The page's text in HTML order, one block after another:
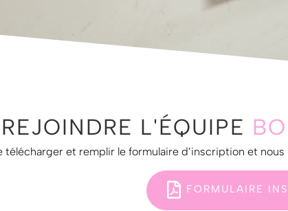
REJOINDRE L'ÉQUIPE
télécharger et remplir le formulaire d’inscription et
FORMULAIRE